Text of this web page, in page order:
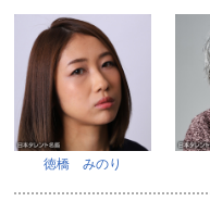
徳橋 みのり